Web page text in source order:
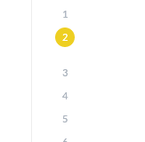
1
2
3
4
5